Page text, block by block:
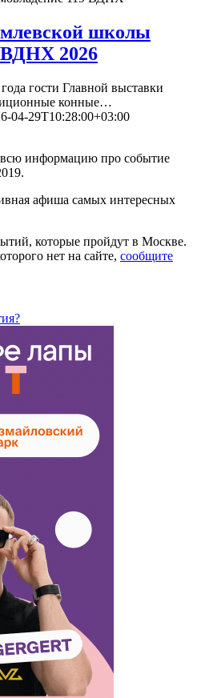
школы
ВДНХ 2026
гости Главной выставки
конные…
04-29T10:28:00+03:00
информацию про событие
афиша самых интересных
которые пройдут в Москве.
нет на сайте, сообщите